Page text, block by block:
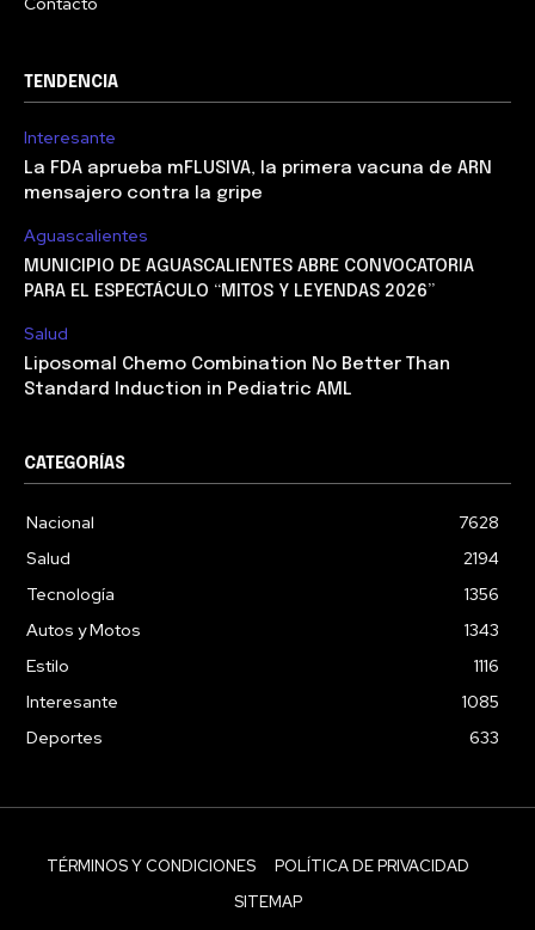
TENDENCIA
Interesante
La FDA aprueba mFLUSIVA, la primera vacuna de ARN
mensajero contra la gripe
Aguascalientes
MUNICIPIO DE AGUASCALIENTES ABRE CONVOCATORIA
PARA EL ESPECTÁCULO “MITOS Y LEYENDAS 2026”
Salud
Liposomal Chemo Combination No Better Than
Standard Induction in Pediatric AML
CATEGORÍAS
Nacional
7628
Salud
2194
Tecnología
1356
Autos y Motos
1343
Estilo
1116
Interesante
1085
Deportes
633
TÉRMINOS Y CONDICIONES
POLÍTICA DE PRIVACIDAD
SITEMAP